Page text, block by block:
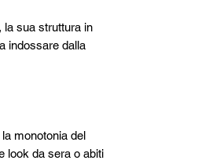
la sua struttura in
indossare dalla
monotonia del
look da sera o abiti